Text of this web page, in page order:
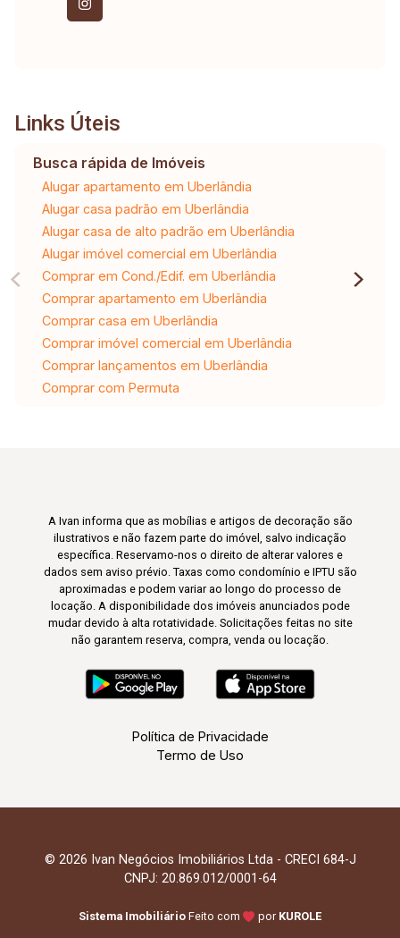
Links Úteis
Busca rápida de Imóveis
Alugar apartamento em Uberlândia
Alugar casa padrão em Uberlândia
Alugar casa de alto padrão em Uberlândia
Alugar imóvel comercial em Uberlândia
Comprar em Cond./Edif. em Uberlândia
Comprar apartamento em Uberlândia
Comprar casa em Uberlândia
Comprar imóvel comercial em Uberlândia
Comprar lançamentos em Uberlândia
Comprar com Permuta
A Ivan informa que as mobílias e artigos de decoração são
ilustrativos e não fazem parte do imóvel, salvo indicação
específica. Reservamo-nos o direito de alterar valores e
dados sem aviso prévio. Taxas como condomínio e IPTU são
aproximadas e podem variar ao longo do processo de
locação. A disponibilidade dos imóveis anunciados pode
mudar devido à alta rotatividade. Solicitações feitas no site
não garantem reserva, compra, venda ou locação.
Política de Privacidade
Termo de Uso
© 2026 Ivan Negócios Imobiliários Ltda - CRECI 684-J
CNPJ: 20.869.012/0001-64
Sistema Imobiliário Feito com por KUROLE